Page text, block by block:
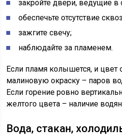
закройте двери, ведущие
обеспечьте отсутствие
зажгите свечу;
наблюдайте за пламенем.
Если пламя колышется, и цвет
малиновую окраску – паров
Если горение ровно
желтого цвета – наличие
Вода, стакан,